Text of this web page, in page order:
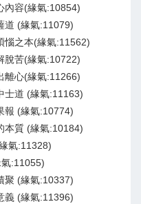
內容(緣氣:10854)
道 (緣氣:11079)
惱之本(緣氣:11562)
脫苦(緣氣:10722)
離心(緣氣:11266)
士道 (緣氣:11163)
報 (緣氣:10774)
本質 (緣氣:10184)
氣:11328)
:11055)
聚 (緣氣:10337)
義 (緣氣:11396)